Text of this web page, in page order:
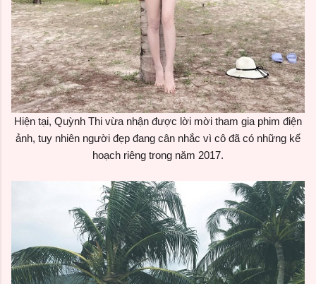
Hiện tại, Quỳnh Thi vừa nhận được lời mời tham gia phim điện
ảnh, tuy nhiên người đẹp đang cân nhắc vì cô đã có những kế
hoạch riêng trong năm 2017.